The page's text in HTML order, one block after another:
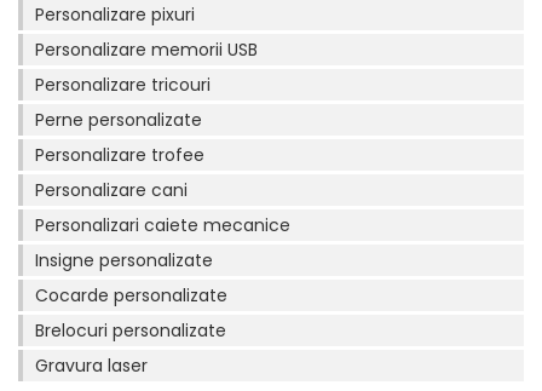
Personalizare pixuri
Personalizare memorii USB
Personalizare tricouri
Perne personalizate
Personalizare trofee
Personalizare cani
Personalizari caiete mecanice
Insigne personalizate
Cocarde personalizate
Brelocuri personalizate
Gravura laser